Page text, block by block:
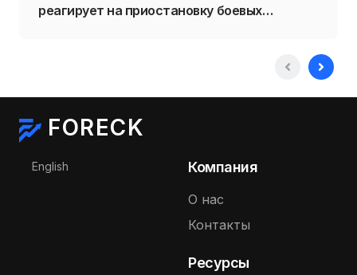
реагирует на приостановку боевых
FORECK
Выберите язык
English Компания
О нас
Контакты
Ресурсы